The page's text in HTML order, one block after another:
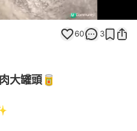
:
60 3
大罐頭🥫